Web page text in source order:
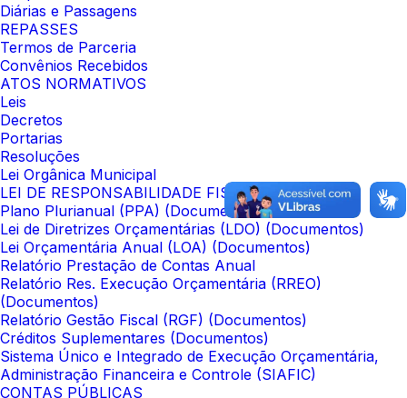
Diárias e Passagens
REPASSES
Termos de Parceria
Convênios Recebidos
ATOS NORMATIVOS
Leis
Decretos
Portarias
Resoluções
Lei Orgânica Municipal
LEI DE RESPONSABILIDADE FISCAL
Plano Plurianual (PPA) (Documentos)
Lei de Diretrizes Orçamentárias (LDO) (Documentos)
Lei Orçamentária Anual (LOA) (Documentos)
Relatório Prestação de Contas Anual
Relatório Res. Execução Orçamentária (RREO)
(Documentos)
Relatório Gestão Fiscal (RGF) (Documentos)
Créditos Suplementares (Documentos)
Sistema Único e Integrado de Execução Orçamentária,
Administração Financeira e Controle (SIAFIC)
CONTAS PÚBLICAS